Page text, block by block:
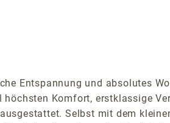
Entspannung und absolutes
Komfort, erstklassige
Selbst mit dem